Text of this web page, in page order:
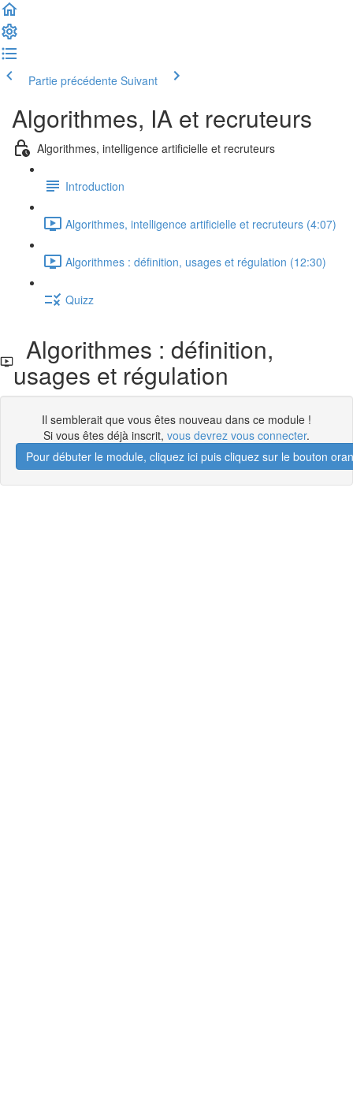
Partie précédente Suivant
Algorithmes, IA et recruteurs
Algorithmes, intelligence artificielle et recruteurs
Introduction
Algorithmes, intelligence artificielle et recruteurs (4:07)
Algorithmes : définition, usages et régulation (12:30)
Quizz
Algorithmes : définition,
usages et régulation
Il semblerait que vous êtes nouveau dans ce module !
Si vous êtes déjà inscrit, vous devrez vous connecter.
Pour débuter le module, cliquez ici puis cliquez sur le bouton